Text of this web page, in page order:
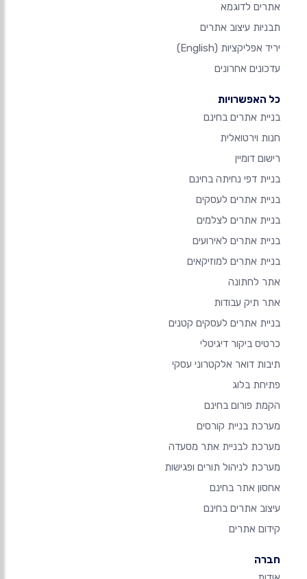
אתרים לדוגמא
תבניות עיצוב אתרים
יריד אפליקציות (English)
עדכונים אחרונים
כל האפשרויות
בניית אתרים בחינם
חנות וירטואלית
רישום דומיין
בניית דפי נחיתה בחינם
בניית אתרים לעסקים
בניית אתרים לצלמים
בניית אתרים לאירועים
בניית אתרים למוזיקאים
אתר לחתונה
אתר תיק עבודות
בניית אתרים לעסקים קטנים
כרטיס ביקור דיגיטלי
תיבות דואר אלקטרוני עסקי
פתיחת בלוג
הקמת פורום בחינם
מערכת בניית קורסים
מערכת לבניית אתר מסעדה
מערכת לניהול תורים ופגישות
אחסון אתר בחינם
עיצוב אתרים בחינם
קידום אתרים
חברה